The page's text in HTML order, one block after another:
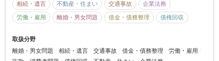
相続・遺言
不動産・住まい 交通事故
企業法務
労働・雇用
離婚・男女問題 借金・債務整理 債権回収
取扱分野
離婚・男女問題
相続・遺言 交通事故 借金・債務整理
労働・雇用